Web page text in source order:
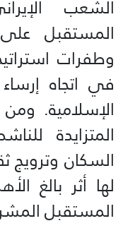
الشعب
المستقبل
وطفرات
في اتجاه
الإسلامية.
المتزايدة
السكان وترويج
لها أثر بالغ
المستقبل